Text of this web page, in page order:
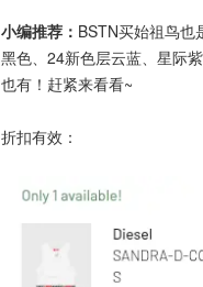
小编推荐： BSTN买始祖鸟也
黑色、24新色层云蓝、星际
也有！赶紧来看看~
折扣有效：